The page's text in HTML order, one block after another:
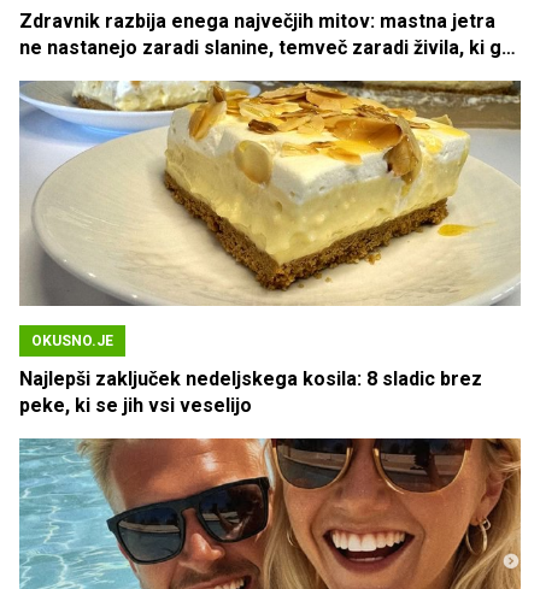
Zdravnik razbija enega največjih mitov: mastna jetra
ne nastanejo zaradi slanine, temveč zaradi živila, ki ga
OKUSNO.JE
Najlepši zaključek nedeljskega kosila: 8 sladic brez
peke, ki se jih vsi veselijo